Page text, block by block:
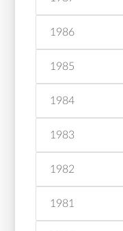
1986
1985
1984
1983
1982
1981